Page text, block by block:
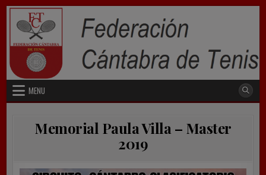
Skip
content
MENU
Memorial Paula Villa – Master
2019